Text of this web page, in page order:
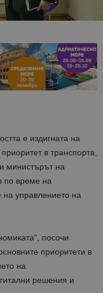
е издигната на
в транспорта,
министърът на
по време на
управлението на
посочи
приоритети в
на
решения и